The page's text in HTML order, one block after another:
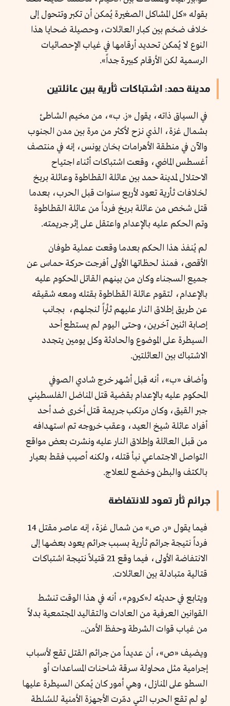
بقوله «كل المشاكل الصغيرة يُمكن أن تكبر وتتحول إلى
خلاف ضخم بين كبار العائلات، وحصيلة ضحايا هذا
النوع لا يُمكن تحديد أرقامها في غياب الإحصائيات
الرسمية لكن الأرقام كبيرة جداً».
مدينة حمد: اشتباكات ثأرية بين عائلتين
في السياق ذاته، يقول «ز. ب»، من مخيم الشاطئ
بشمال غزة، الذي نزح لأكثر من مرة بين مدن الجنوب
والآن في منطقة الأهرامات بخان يونس، إنه في منتصف
أغسطس الماضي، وقعت اشتباكات أثناء اجتياح
الاحتلال لمدينة حمد بين عائلة القطاطوة وعائلة بربخ
لخلافات ثأرية تعود لأربع سنوات قبل الحرب، بعدما
قتل شخص من عائلة بربخ فرداً من عائلة القطاطوة
وتم الحكم عليه بالإعدام واعتقل على إثر جريمته.
لم يُنفذ هذا الحكم بعدما وقعت عملية طوفان
الأقصى، فمنذ لحظاتها الأولى أفرجت حركة حماس عن
جميع السجناء وكان من بينهم القاتل المحكوم عليه
بالإعدام، لتقوم عائلة القطاطوة بقتله ومعه شقيقه
عن طريق إطلاق النار عليهم ثأراً لنجلهم، بجانب
إصابة اثنين آخرين، وحتى اليوم لم يستطع أحد
السيطرة على الموضوع والحادثة وكل يومين يتجدد
الاشتباك بين العائلتين.
وأضاف «ب»، أنه قبل أشهر خرج شادي الصوفي
المحكوم عليه بالإعدام بقضية قتل المناضل الفلسطيني
جبر القيق، وكان مرتكب جريمة قتل أخرى ضد أحد
أفراد عائلة شيخ العيد، وعقب خروجه تم استهدافه
من قبل العائلة وإطلاق النار عليه ونشرت بعض مواقع
التواصل الاجتماعي نبأ قتله، ولكنه أصيب فقط بعيار
بالكتف والبطن وخضع للعلاج.
جرائم ثأر تعود للانتفاضة
فيما يقول «ر. ص» من شمال غزة، إنه عاصر مقتل 14
فرداً نتيجة جرائم ثأرية بسبب جرائم يعود بعضها إلى
الانتفاضة الأولى، فيما وقع 21 قتيلاً نتيجة اشتباكات
قتالية متبادلة بين العائلات.
ويتابع في حديثه لـ«كروم»، أنه في هذا الوقت تنشط
القوانين العرفية من العادات والتقاليد المجتمعية بدلاً
من غياب قوات الشرطة وحفظ الأمن..
ويضيف «ص»، أن عديداً من جرائم القتل تقع لأسباب
إجرامية مثل محاولة سرقة شاحنات المساعدات أو
السطو على المنازل، وهي أمور كان يُمكن السيطرة عليها
لو لم تقع الحرب التي دمّرت الأجهزة الأمنية للسُلطة